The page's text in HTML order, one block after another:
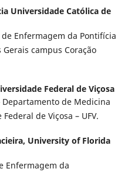
Universidade Católica de
Enfermagem da Pontifícia
campus Coração
Federal de Viçosa
de Medicina
de Viçosa – UFV.
University of Florida
Enfermagem da